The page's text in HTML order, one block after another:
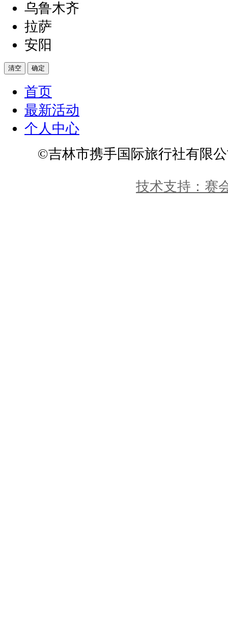
乌鲁木齐
拉萨
安阳
清空 确定
首页
最新活动
个人中心
©吉林市携手国际旅行社有限
技术支持：赛